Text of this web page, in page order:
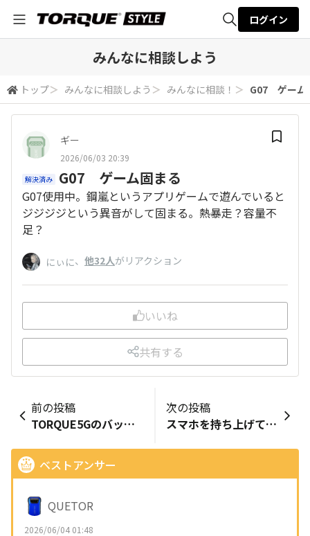
検索
ログイン
みんなに相談しよう
トップ＞ みんなに相談しよう ＞ みんなに相談！ ＞ G07 ゲーム
ギー
2026/06/03 20:39
解決済み G07 ゲーム固まる
G07使用中。鋼嵐というアプリゲームで遊んでいると
ジジジジという異音がして固まる。熱暴走？容量不
足？
にぃに、 他32人がリアクション
いいね
共有する
前の投稿
TORQUE5Gのバッテリーの交換時期 パート２
次の投稿
スマホを持ち上げて点灯、、、にならない。
ベストアンサー
QUETOR
2026/06/04 01:48